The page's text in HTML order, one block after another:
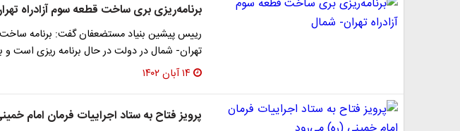
برنامه‌ریزی بری ساخت قطعه سوم آزادراه
رییس پیشین بنیاد مستضعفان گفت: برنامه ساخت
تهران- شمال در دولت در حال برنامه ریزی است
۱۴ آبان ۱۴۰۲
پرویز فتاح به ستاد اجراییات فرمان امام